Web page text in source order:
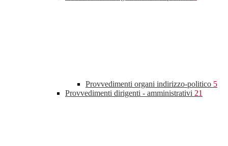
Provvedimenti organi indirizzo-politico 5
Provvedimenti dirigenti - amministrativi 21